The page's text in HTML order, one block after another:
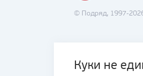
Куки не
© Подряд, 1997-